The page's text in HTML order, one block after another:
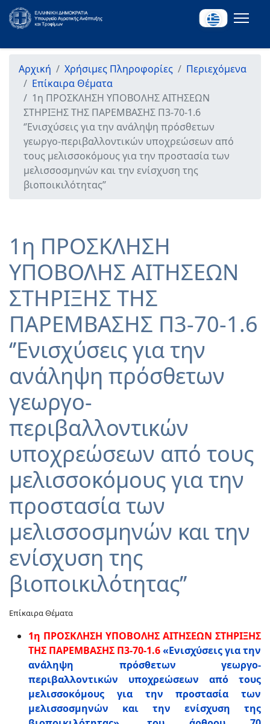
Αρχική Χρήσιμες Πληροφορίες
Περιεχόμενα
Επίκαιρα Θέματα
1η ΠΡΟΣΚΛΗΣΗ ΥΠΟΒΟΛΗΣ ΑΙΤΗΣΕΩΝ
ΣΤΗΡΙΞΗΣ ΤΗΣ ΠΑΡΕΜΒΑΣΗΣ Π3-70-1.6
‘’Ενισχύσεις για την ανάληψη πρόσθετων
γεωργο-περιβαλλοντικών υποχρεώσεων από
τους μελισσοκόμους για την προστασία των
μελισσοσμηνών και την ενίσχυση της
βιοποικιλότητας’’
1η ΠΡΟΣΚΛΗΣΗ
ΥΠΟΒΟΛΗΣ ΑΙΤΗΣΕΩΝ
ΣΤΗΡΙΞΗΣ ΤΗΣ
ΠΑΡΕΜΒΑΣΗΣ Π3-70-1.6
‘’Ενισχύσεις για την
ανάληψη πρόσθετων
γεωργο-
περιβαλλοντικών
υποχρεώσεων από τους
μελισσοκόμους για την
προστασία των
μελισσοσμηνών και την
ενίσχυση της
βιοποικιλότητας’’
Επίκαιρα Θέματα
1η ΠΡΟΣΚΛΗΣΗ ΥΠΟΒΟΛΗΣ ΑΙΤΗΣΕΩΝ ΣΤΗΡΙΞΗΣ
ΤΗΣ ΠΑΡΕΜΒΑΣΗΣ Π3-70-1.6«Ενισχύσεις για την
ανάληψη πρόσθετων γεωργο-
περιβαλλοντικών υποχρεώσεων από τους
μελισσοκόμους για την προστασία των
μελισσοσμηνών και την ενίσχυση της